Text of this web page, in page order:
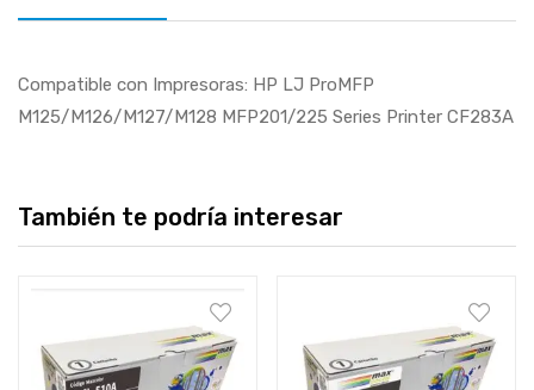
Compatible con Impresoras: HP LJ ProMFP
M125/M126/M127/M128 MFP201/225 Series Printer CF283A
También te podría interesar